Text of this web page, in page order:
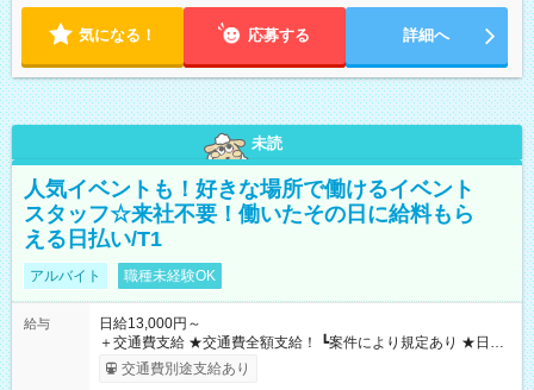
気になる！ 応募する 詳細へ
未読
人気イベントも！好きな場所で働けるイベント
スタッフ☆来社不要！働いたその日に給料もら
える日払い/T1
アルバイト 職種未経験OK
給与
日給13,000円～
＋交通費支給 ★交通費全額支給！ ┗案件により規定あり ★日払
いOK！（規定あり） ┗働いたその日に現金GET♪ お仕事後はコ
ンビニATMから 日払い分を引き落とせます！ 【試用期間】試
交通費別途支給あり